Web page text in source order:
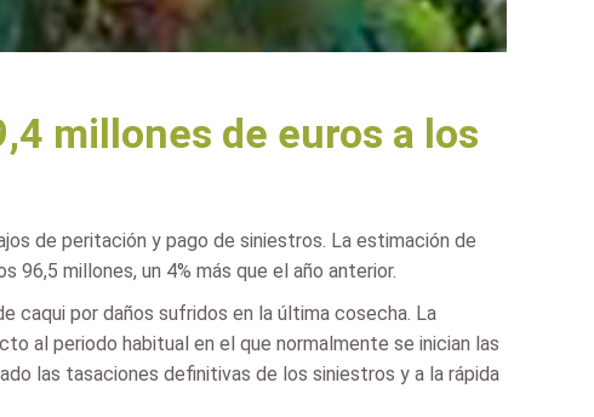
millones de euros a los
de peritación y pago de siniestros. La estimación de
millones, un 4% más que el año anterior.
caqui por daños sufridos en la última cosecha. La
al periodo habitual en el que normalmente se inician las
las tasaciones definitivas de los siniestros y a la rápida